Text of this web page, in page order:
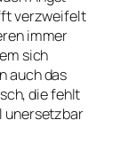
verzweifelt
immer
sich
auch das
die fehlt
unersetzbar